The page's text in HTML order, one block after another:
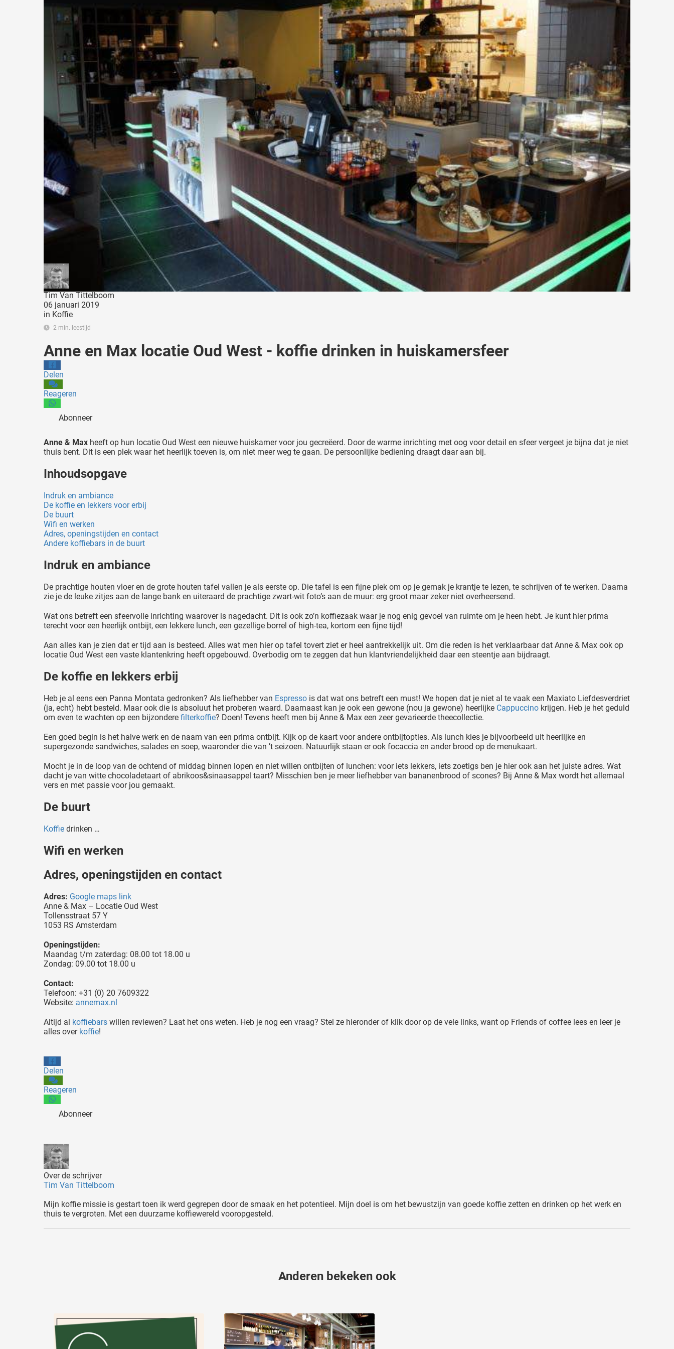
Tim Van Tittelboom
06 januari 2019
in Koffie
2 min. leestijd
Anne en Max locatie Oud West - koffie drinken in huiskamersfeer
Delen
Reageren
Abonneer
Anne & Max heeft op hun locatie Oud West een nieuwe huiskamer voor jou gecreëerd. Door de warme inrichting met oog voor detail en sfeer vergeet je bijna dat je niet
thuis bent. Dit is een plek waar het heerlijk toeven is, om niet meer weg te gaan. De persoonlijke bediening draagt daar aan bij.
Inhoudsopgave
Indruk en ambiance
De koffie en lekkers voor erbij
De buurt
Wifi en werken
Adres, openingstijden en contact
Andere koffiebars in de buurt
Indruk en ambiance
De prachtige houten vloer en de grote houten tafel vallen je als eerste op. Die tafel is een fijne plek om op je gemak je krantje te lezen, te schrijven of te werken. Daarna
zie je de leuke zitjes aan de lange bank en uiteraard de prachtige zwart-wit foto’s aan de muur: erg groot maar zeker niet overheersend.
Wat ons betreft een sfeervolle inrichting waarover is nagedacht. Dit is ook zo’n koffiezaak waar je nog enig gevoel van ruimte om je heen hebt. Je kunt hier prima
terecht voor een heerlijk ontbijt, een lekkere lunch, een gezellige borrel of high-tea, kortom een fijne tijd!
Aan alles kan je zien dat er tijd aan is besteed. Alles wat men hier op tafel tovert ziet er heel aantrekkelijk uit. Om die reden is het verklaarbaar dat Anne & Max ook op
locatie Oud West een vaste klantenkring heeft opgebouwd. Overbodig om te zeggen dat hun klantvriendelijkheid daar een steentje aan bijdraagt.
De koffie en lekkers erbij
Heb je al eens een Panna Montata gedronken? Als liefhebber van Espresso is dat wat ons betreft een must! We hopen dat je niet al te vaak een Maxiato Liefdesverdriet
(ja, echt) hebt besteld. Maar ook die is absoluut het proberen waard. Daarnaast kan je ook een gewone (nou ja gewone) heerlijke Cappuccino krijgen. Heb je het geduld
om even te wachten op een bijzondere filterkoffie? Doen! Tevens heeft men bij Anne & Max een zeer gevarieerde theecollectie.
Een goed begin is het halve werk en de naam van een prima ontbijt. Kijk op de kaart voor andere ontbijtopties. Als lunch kies je bijvoorbeeld uit heerlijke en
supergezonde sandwiches, salades en soep, waaronder die van ’t seizoen. Natuurlijk staan er ook focaccia en ander brood op de menukaart.
Mocht je in de loop van de ochtend of middag binnen lopen en niet willen ontbijten of lunchen: voor iets lekkers, iets zoetigs ben je hier ook aan het juiste adres. Wat
dacht je van witte chocoladetaart of abrikoos&sinaasappel taart? Misschien ben je meer liefhebber van bananenbrood of scones? Bij Anne & Max wordt het allemaal
vers en met passie voor jou gemaakt.
De buurt
Koffie drinken …
Wifi en werken
Adres, openingstijden en contact
Adres: Google maps link
Anne & Max – Locatie Oud West
Tollensstraat 57 Y
1053 RS Amsterdam
Openingstijden:
Maandag t/m zaterdag: 08.00 tot 18.00 u
Zondag: 09.00 tot 18.00 u
Contact:
Telefoon: +31 (0) 20 7609322
Website: annemax.nl
Altijd al koffiebars willen reviewen? Laat het ons weten. Heb je nog een vraag? Stel ze hieronder of klik door op de vele links, want op Friends of coffee lees en leer je
alles over koffie!
Delen
Reageren
Abonneer
Over de schrijver
Tim Van Tittelboom
Mijn koffie missie is gestart toen ik werd gegrepen door de smaak en het potentieel. Mijn doel is om het bewustzijn van goede koffie zetten en drinken op het werk en
thuis te vergroten. Met een duurzame koffiewereld vooropgesteld.
Anderen bekeken ook